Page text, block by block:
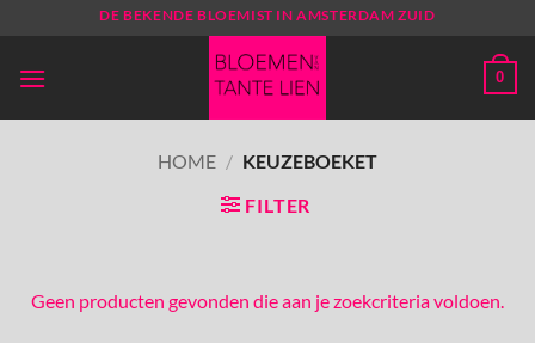
inhoud
DE BEKENDE BLOEMIST IN AMSTERDAM ZUID
0
HOME / KEUZEBOEKET
FILTER
Geen producten gevonden die aan je zoekcriteria voldoen.